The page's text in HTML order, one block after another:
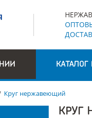
Круг нержавеющий
КРУГ